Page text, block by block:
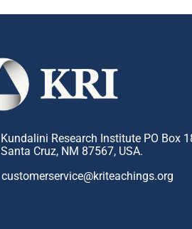
Kundalini Research Institute PO Box
Santa Cruz, NM 87567, USA.
customerservice@kriteachings.org